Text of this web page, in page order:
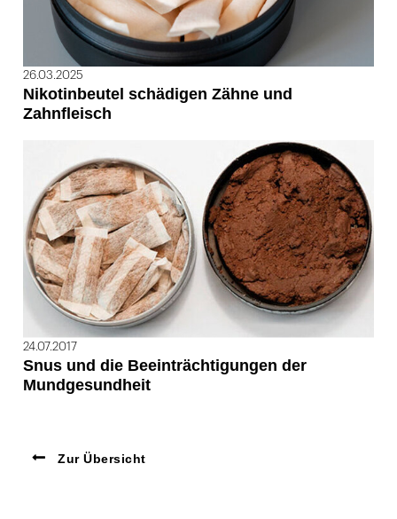
26.03.2025
Nikotinbeutel schädigen Zähne und
Zahnfleisch
24.07.2017
Snus und die Beeinträchtigungen der
Mundgesundheit
Zur Übersicht